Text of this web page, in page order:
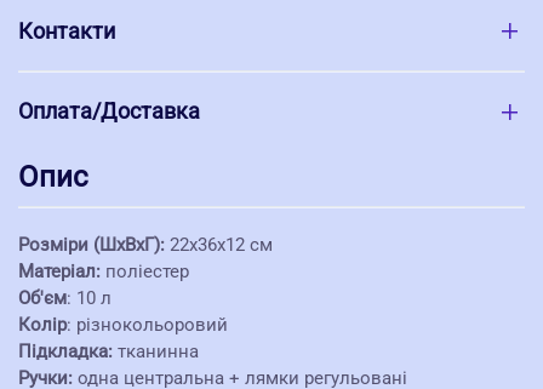
Контакти
Оплата/Доставка
Опис
Розміри (ШхВхГ): 22х36х12 см
Матеріал: поліестер
Об'єм: 10 л
Колір: різнокольоровий
Підкладка: тканинна
Ручки: одна центральна + лямки регульовані